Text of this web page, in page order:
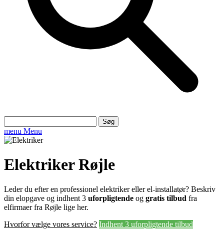
efter:
menu Menu
Elektriker Røjle
Leder du efter en professionel elektriker eller el-installatør? Beskriv
din elopgave og indhent 3 uforpligtende og gratis tilbud fra
elfirmaer fra Røjle lige her.
Hvorfor vælge vores service? Indhent 3 uforpligtende tilbud